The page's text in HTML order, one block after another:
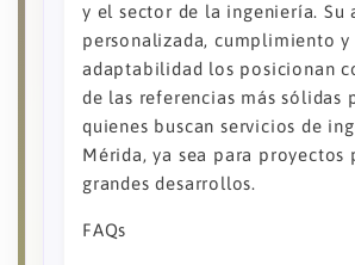
y el sector de la ingeniería. Su
personalizada, cumplimiento y
adaptabilidad los posicionan
de las referencias más sólidas
quienes buscan servicios de
Mérida, ya sea para proyectos
grandes desarrollos.
FAQs